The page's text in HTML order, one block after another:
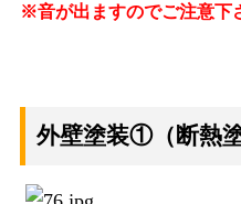
※音が出ますのでご注意下
外壁塗装①（断熱